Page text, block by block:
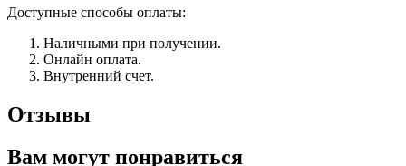
Доступные способы оплаты:
Наличными при получении.
Онлайн оплата.
Внутренний счет.
Отзывы
Вам могут понравиться